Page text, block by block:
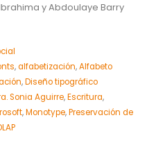
y Abdoulaye Barry
,alfabetización,Alfabeto
,Diseño tipográfico
Sonia Aguirre,Escritura,
,Monotype,Preservación de